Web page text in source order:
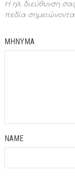
Η ηλ. διεύθυνση
πεδία
ΜΗΝΥΜΑ
NAME